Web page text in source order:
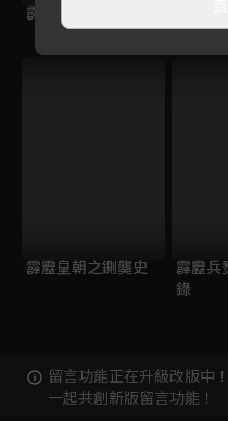
霹靂奇象
霹靂皇朝之鍘龑史
霹靂兵
錄
留言功能正在升級改版中
一起共創新版留言功能！